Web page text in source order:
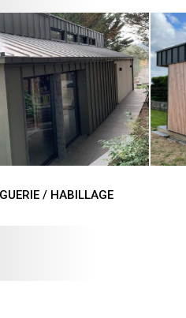
/ HABILLAGE